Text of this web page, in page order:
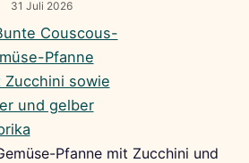
31 Juli 2026
Pfanne mit Zucchini und